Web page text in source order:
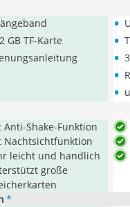
GB TF-Karte
•
•
•
•
•
Anti-Shake-Funktion
Nachtsichtfunktion
leicht und handlich
große
*